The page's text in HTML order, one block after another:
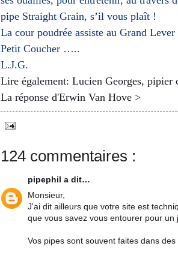
pipe Straight Grain, s’il vous plaît !
La cour poudrée assiste au Grand
Petit Coucher …..
L.J.G.
Lire également: Lucien Georges, pipier
La réponse d'Erwin Van Hove >
124 commentaires :
pipephila dit…
Monsieur,
J'ai dit ailleurs que votre site est
que vous savez vous entourer pour un
Vos pipes sont souvent faites dans